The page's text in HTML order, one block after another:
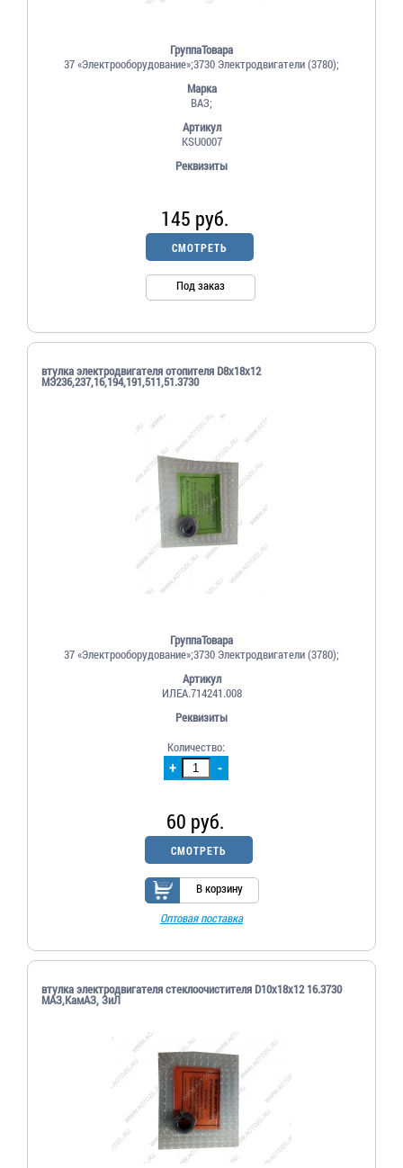
ГруппаТовара
37 «Электрооборудование»;3730 Электродвигатели (3780);
Марка
ВАЗ;
Артикул
KSU0007
Реквизиты
145 руб.
СМОТРЕТЬ
Под заказ
втулка электродвигателя отопителя D8х18х12
МЭ236,237,16,194,191,511,51.3730
ГруппаТовара
37 «Электрооборудование»;3730 Электродвигатели (3780);
Артикул
ИЛЕА.714241.008
Реквизиты
+ -
Количество:
60 руб.
СМОТРЕТЬ
В корзину
Оптовая поставка
втулка электродвигателя стеклоочистителя D10х18х12 16.3730
МАЗ,КамАЗ, ЗиЛ